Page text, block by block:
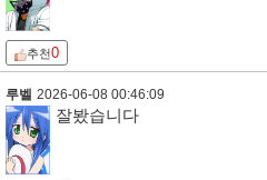
추천0
루벨 2026-06-08 00:46:09
잘봤습니다